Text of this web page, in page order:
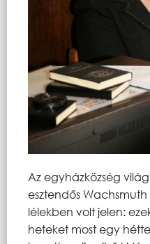
Az egyházközség
esztendős
lélekben volt jelen:
heteket most egy